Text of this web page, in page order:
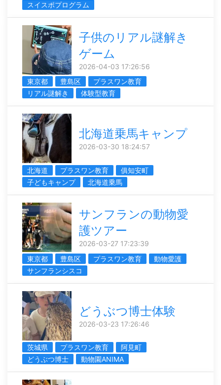
スイスポプログラム
子供のリアル謎解き
ゲーム
2026-04-03 17:26:56
東京都
豊島区
プラスワン教育
リアル謎解き
体験型教育
北海道乗馬キャンプ
2026-03-30 18:24:57
北海道 プラスワン教育
俱知安町
子どもキャンプ
北海道乗馬
サンフランの動物愛
護ツアー
2026-03-27 17:23:39
東京都
豊島区 プラスワン教育
動物愛護
サンフランシスコ
どうぶつ博士体験
2026-03-23 17:26:46
茨城県 プラスワン教育
阿見町
どうぶつ博士
動物園ANIMA